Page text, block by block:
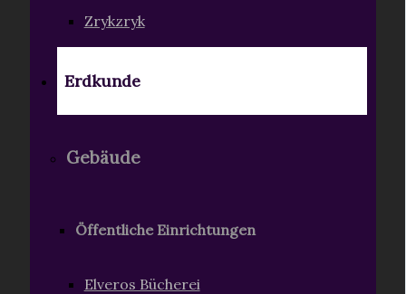
Zrykzryk
Erdkunde
Gebäude
Öffentliche Einrichtungen
Elveros Bücherei